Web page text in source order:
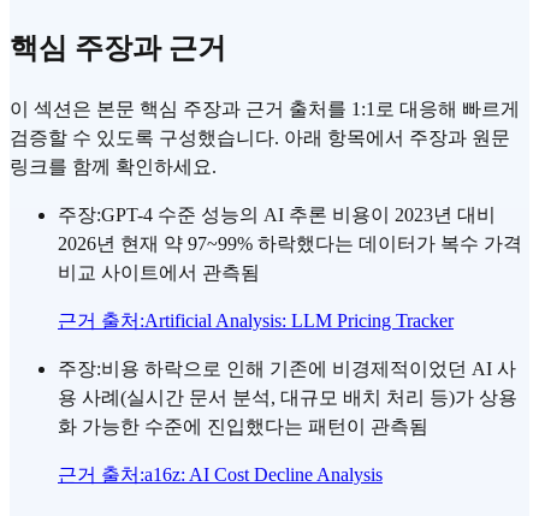
핵심 주장과 근거
이 섹션은 본문 핵심 주장과 근거 출처를 1:1로 대응해 빠르게
검증할 수 있도록 구성했습니다. 아래 항목에서 주장과 원문
링크를 함께 확인하세요.
주장:GPT-4 수준 성능의 AI 추론 비용이 2023년 대비
2026년 현재 약 97~99% 하락했다는 데이터가 복수 가격
비교 사이트에서 관측됨
근거 출처 :Artificial Analysis: LLM Pricing Tracker
주장:비용 하락으로 인해 기존에 비경제적이었던 AI 사
용 사례(실시간 문서 분석, 대규모 배치 처리 등)가 상용
화 가능한 수준에 진입했다는 패턴이 관측됨
근거 출처 :a16z: AI Cost Decline Analysis